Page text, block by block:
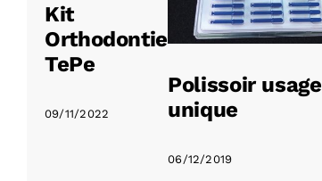
Kit
Orthodontie
TePe
09/11/2022
Polissoir usage
unique
06/12/2019